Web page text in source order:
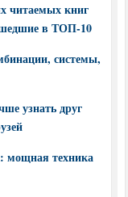
читаемых книг
в ТОП-10
системы,
узнать друг
мощная техника